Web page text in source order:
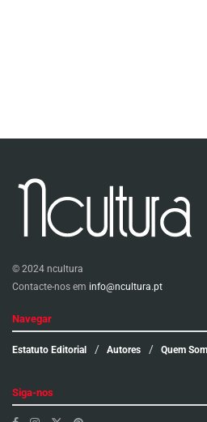
© 2024 ncultura
Contacte-nos em info@ncultura.pt
Navegar
Estatuto Editorial Autores Quem
Siga-nos